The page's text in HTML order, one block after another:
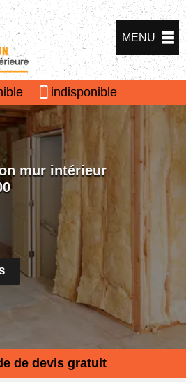
MENU
indisponible
mur intérieur
de devis gratuit